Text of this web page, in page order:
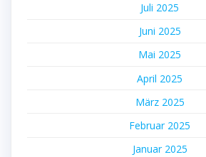
Juli 2025
Juni 2025
Mai 2025
April 2025
März 2025
Februar 2025
Januar 2025